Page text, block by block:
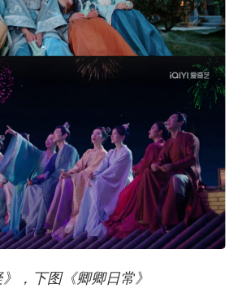
，下图《卿卿日常》